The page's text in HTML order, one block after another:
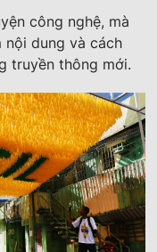
công nghệ, mà
dung và cách
truyền thông mới.